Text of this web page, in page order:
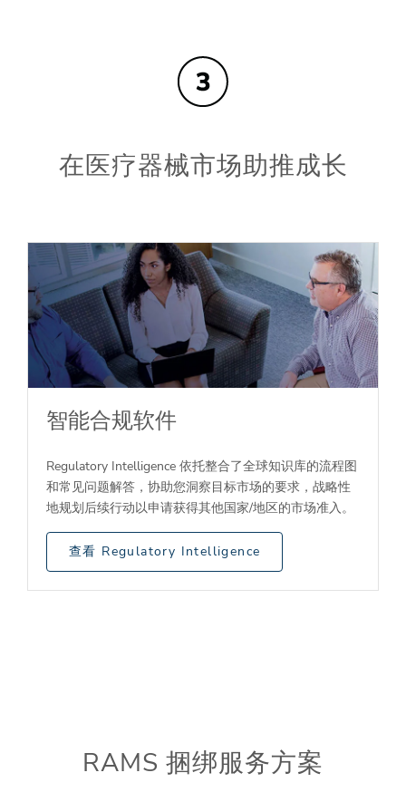
在医疗器械市场助推成长
智能合规软件
Regulatory Intelligence 依托整合了全球知识库的流程图
和常见问题解答，协助您洞察目标市场的要求，战略性
地规划后续行动以申请获得其他国家/地区的市场准入。
查看 Regulatory Intelligence
RAMS 捆绑服务方案